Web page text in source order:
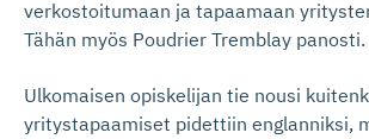
verkostoitumaan ja tapaamaan
Tähän myös Poudrier Tremblay panosti.
Ulkomaisen opiskelijan tie nousi
yritystapaamiset pidettiin englanniksi,